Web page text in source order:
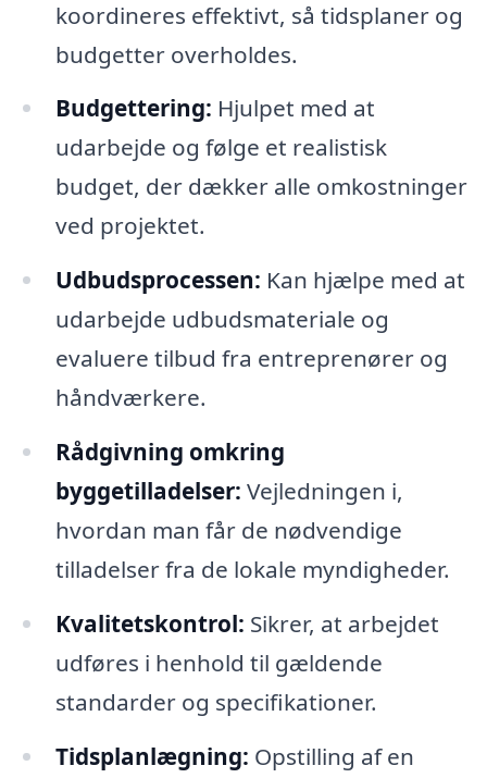
koordineres effektivt, så tidsplaner og
budgetter overholdes.
Budgettering: Hjulpet med at
udarbejde og følge et realistisk
budget, der dækker alle omkostninger
ved projektet.
Udbudsprocessen: Kan hjælpe med at
udarbejde udbudsmateriale og
evaluere tilbud fra entreprenører og
håndværkere.
Rådgivning omkring
byggetilladelser: Vejledningen i,
hvordan man får de nødvendige
tilladelser fra de lokale myndigheder.
Kvalitetskontrol: Sikrer, at arbejdet
udføres i henhold til gældende
standarder og specifikationer.
Tidsplanlægning: Opstilling af en